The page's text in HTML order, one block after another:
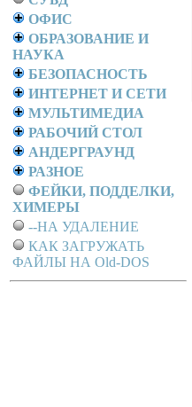
ОФИС
ОБРАЗОВАНИЕ И
НАУКА
БЕЗОПАСНОСТЬ
ИНТЕРНЕТ И СЕТИ
МУЛЬТИМЕДИА
РАБОЧИЙ СТОЛ
АНДЕРГРАУНД
РАЗНОЕ
ФЕЙКИ, ПОДДЕЛКИ,
ХИМЕРЫ
--НА УДАЛЕНИЕ
КАК ЗАГРУЖАТЬ
ФАЙЛЫ НА Old-DOS